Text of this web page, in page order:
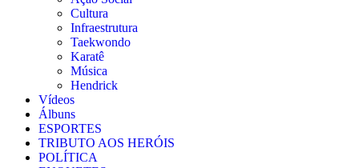
Cultura
Infraestrutura
Taekwondo
Karatê
Música
Hendrick
Vídeos
Álbuns
ESPORTES
TRIBUTO AOS HERÓIS
POLÍTICA